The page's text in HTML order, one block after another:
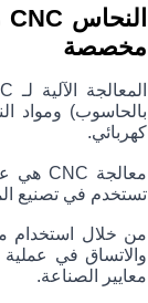
مخصصة
كهربائي.
تستخدم في تصنيع
معايير الصناعة.